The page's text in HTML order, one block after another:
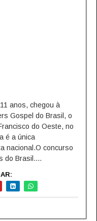
anos, chegou à
Gospel do Brasil, o
do Oeste, no
é a única
nacional.O concurso
do Brasil....